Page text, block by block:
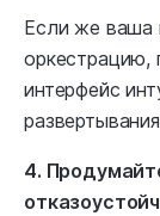
Если же ваша
оркестрацию,
интерфейс
4.